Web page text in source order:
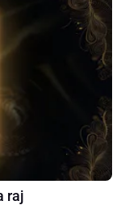
raj